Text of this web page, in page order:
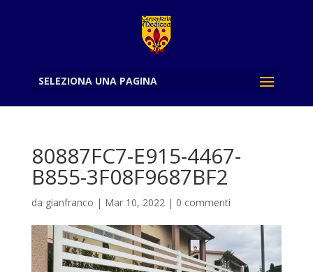
SELEZIONA UNA PAGINA
80887FC7-E915-4467-
B855-3F08F9687BF2
da gianfranco | Mar 10, 2022| 0 commenti